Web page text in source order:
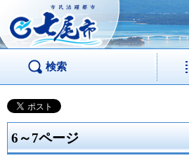
市民活躍都市 七尾
市
検索
6～7ページ